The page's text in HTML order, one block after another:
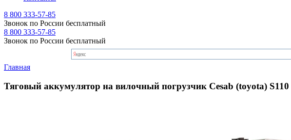
8 800 333-57-85
Звонок по России бесплатный
8 800 333-57-85
Звонок по России бесплатный
Главная
Тяговый аккумулятор на вилочный погрузчик Cesab (toyota) S110